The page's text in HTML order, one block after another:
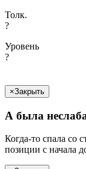
Толк.
?
Уровень
?
×Закрыть
А была
Когда-то спала со
позиции c начала